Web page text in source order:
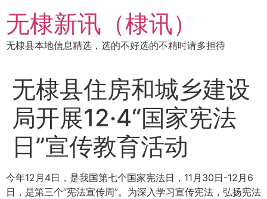
到
内
容
无棣新讯（棣讯）
无棣县本地信息精选，选的不好选的不精时请多担待
无棣县住房和城乡建设
局开展12·4“国家宪法
日”宣传教育活动
今年12月4日，是我国第七个国家宪法日，11月30日-12月6
日，是第三个“宪法宣传周”。为深入学习宣传宪法，弘扬宪法